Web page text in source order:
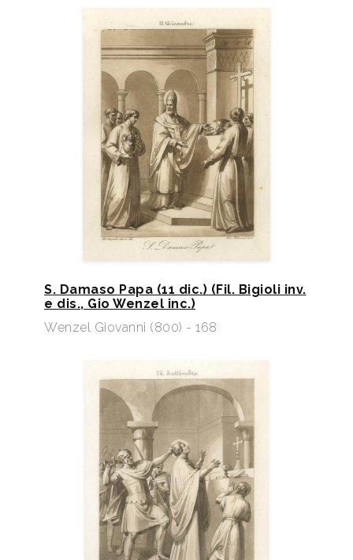
S. Damaso Papa (11 dic.) (Fil. Bigioli inv.
e dis., Gio Wenzel inc.)
Wenzel Giovanni (800) - 168